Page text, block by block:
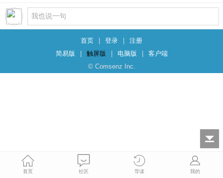
首页 登录
注册
简易版
触屏版 电脑版
客户端
© Comsenz Inc.
首页 社区 导读 我的